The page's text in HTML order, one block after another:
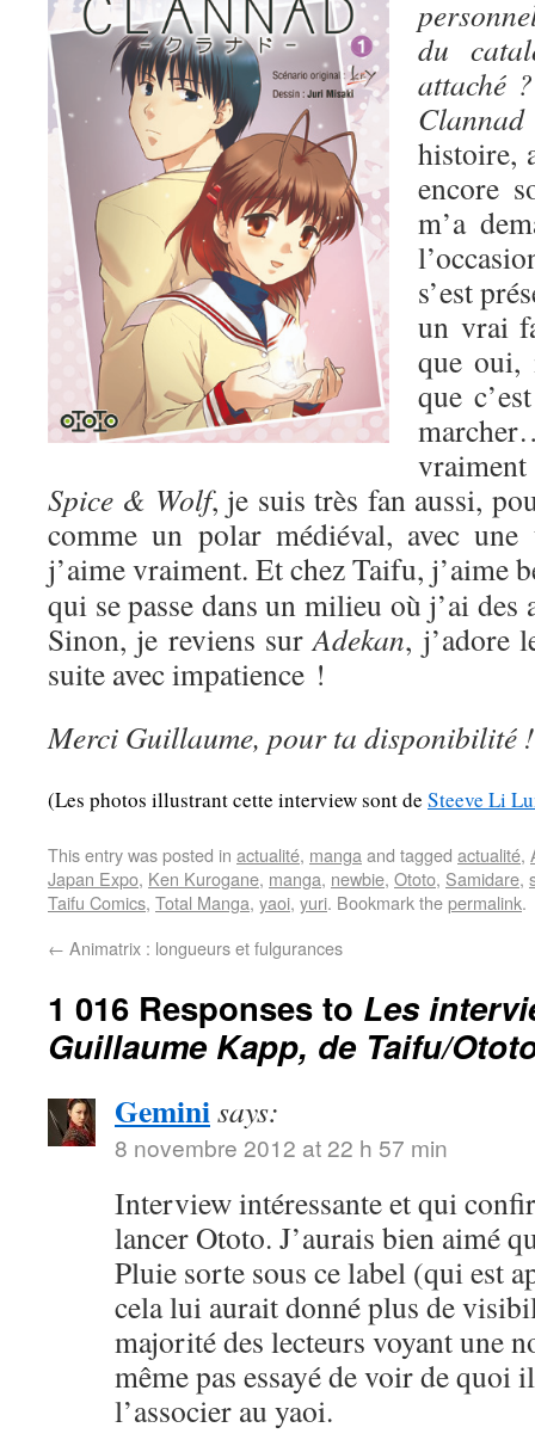
du
attaché ?
histoire,
encore
m’a
s’est
un vrai
que
que
Spice & Wolf, je suis très fan aussi,
comme un polar médiéval, avec une
j’aime vraiment. Et chez Taifu, j’aime
qui se passe dans un milieu où j’ai
Sinon, je reviens surAdekan, j’adore
suite avec impatience !
Merci Guillaume, pour ta disponibilité !
(Les photos illustrant cette interview sont de Steeve Li
This entry was posted in actualité, manga and tagged actualité,
Japan Expo, Ken Kurogane, manga, newbie, Ototo, Samidare,
Taifu Comics, Total Manga, yaoi, yuri. Bookmark thepermalink.
← Animatrix : longueurs et fulgurances
1 016 Responses to Les
Guillaume Kapp, de Taifu/
Geminisays:
8 novembre 2012 at 22 h 57 min
Interview intéressante et qui
lancer Ototo. J’aurais bien aimé
Pluie sorte sous ce label (qui est
cela lui aurait donné plus de
majorité des lecteurs voyant une
même pas essayé de voir de quoi
l’associer au yaoi.